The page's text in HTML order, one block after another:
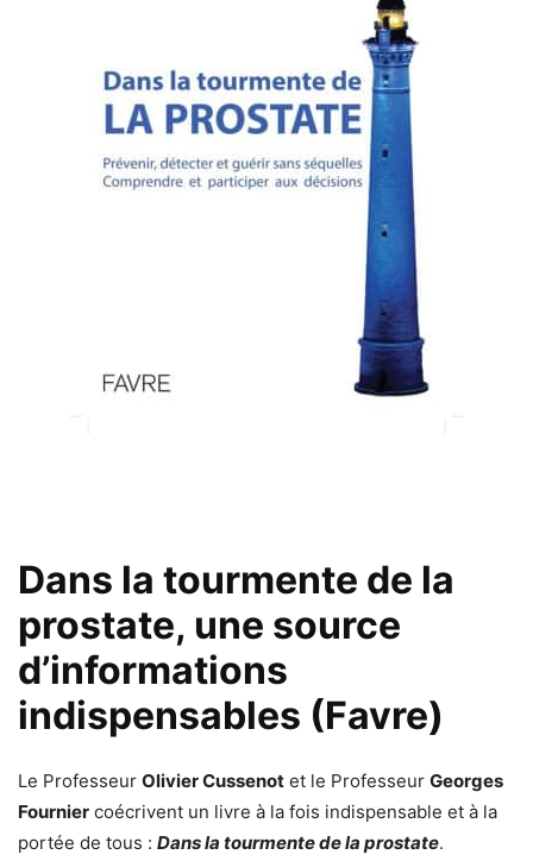
Dans la tourmente de la
prostate, une source
d’informations
indispensables (Favre)
Le Professeur Olivier Cussenot et le Professeur Georges
Fournier coécrivent un livre à la fois indispensable et à la
portée de tous : Dans la tourmente de la prostate.